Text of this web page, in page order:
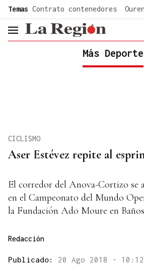
Temas Contrato contenedores
header.menu.open
Más Deporte
Aser Estévez repite al
CICLISMO
El corredor del Anova-Cortizo se
en el Campeonato del Mundo
la Fundación Ado Moure en
Redacción
Publicado: 20 Ago 2018 - 10:12